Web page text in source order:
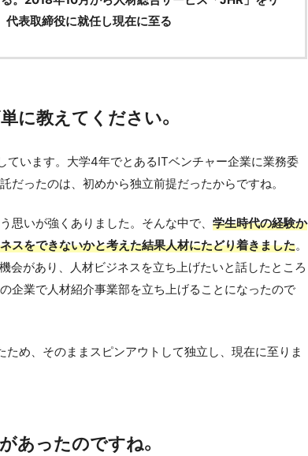
表取締役に就任し現在に至る
に教えてください。
います。大学4年でとあるITベンチャー企業に業務委
ったのは、初めから独立前提だったからですね。
思いが強くありました。そんな中で、 学生時代の経験か
スをできないかと考えた結果人材にたどり着きました。
会があり、人材ビジネスを立ち上げたいと話したところ
企業で人材紹介事業部を立ち上げることになったので
め、そのままスピンアウトして独立し、現在に至りま
あったのですね。